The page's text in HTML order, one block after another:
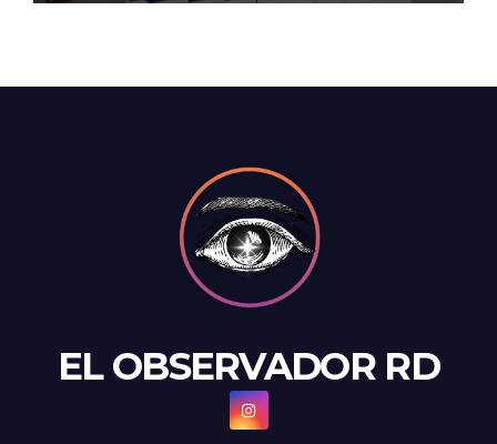
EL OBSERVADOR RD